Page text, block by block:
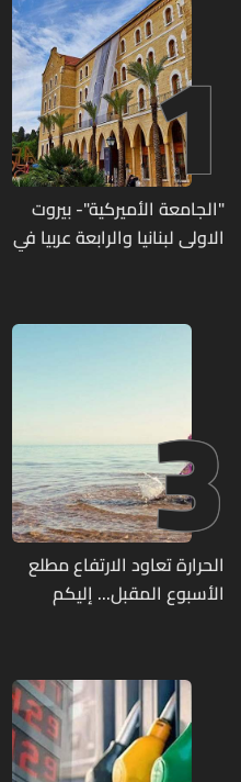
1
"الجامعة الأميركية"- بيروت
الاولى لبنانيا والرابعة عربيا في
3
الحرارة تعاود الارتفاع مطلع
الأسبوع المقبل... إليكم